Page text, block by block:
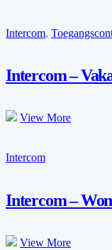
Intercom,
Intercom –
View More
Intercom
Intercom –
View More